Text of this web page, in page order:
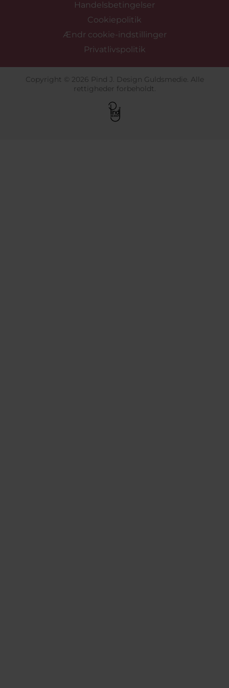
Handelsbetingelser
Cookiepolitik
Ændr cookie-indstillinger
Privatlivspolitik
Copyright © 2026 Pind J. Design Guldsmedie. Alle
rettigheder forbeholdt.